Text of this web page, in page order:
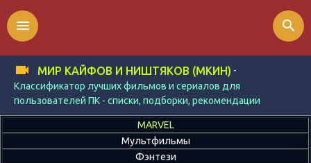
МИР КАЙФОВ И НИШТЯКОВ (МКИН) -
Классификатор лучших фильмов и сериалов для
пользователей ПК - списки, подборки, рекомендации
menu search
MARVEL
Мультфильмы
Фэнтези